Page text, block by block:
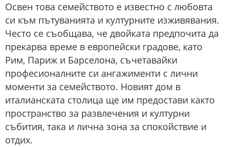
Освен това семейството е известно с любовта
си към пътуванията и културните изживявания.
Често се съобщава, че двойката предпочита да
прекарва време в европейски градове, като
Рим, Париж и Барселона, съчетавайки
професионалните си ангажименти с лични
моменти за семейството. Новият дом в
италианската столица ще им предостави както
пространство за развлечения и културни
събития, така и лична зона за спокойствие и
отдих.